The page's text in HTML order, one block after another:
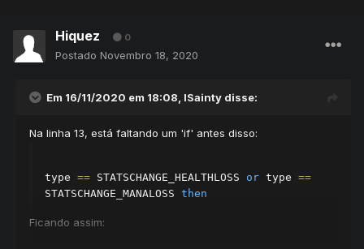
Hiquez 0
Postado Novembro 18, 2020
Em 16/11/2020 em 18:08, lSainty disse:
Na linha 13, está faltando um 'if' antes disso:
type == STATSCHANGE_HEALTHLOSS or type ==
STATSCHANGE_MANALOSS then
Ficando assim: